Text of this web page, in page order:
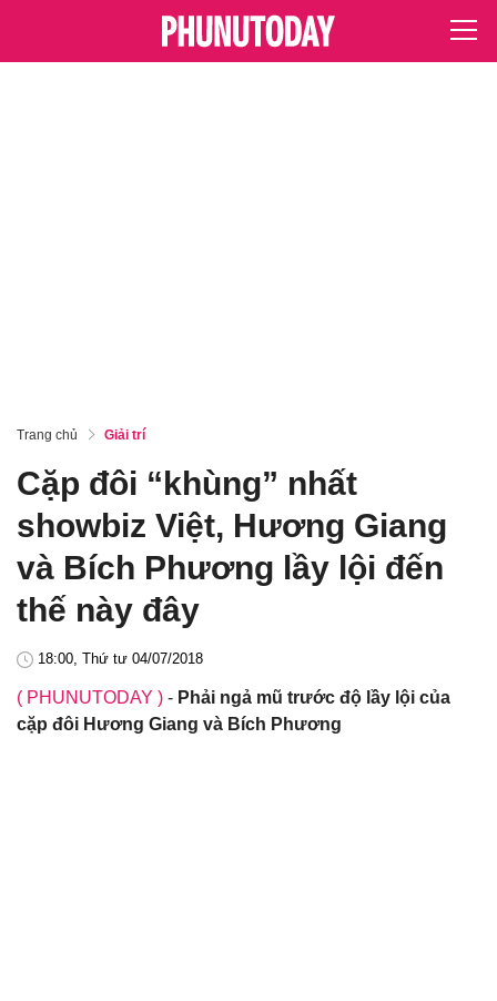
Trang chủ Giải trí
Cặp đôi “khùng” nhất
showbiz Việt, Hương Giang
và Bích Phương lầy lội đến
thế này đây
18:00, Thứ tư 04/07/2018
( PHUNUTODAY ) - Phải ngả mũ trước độ lầy lội của
cặp đôi Hương Giang và Bích Phương